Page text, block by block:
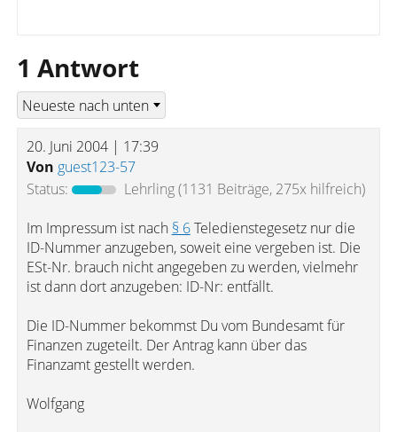
1 Antwort
20. Juni 2004 | 17:39
Von guest123-57
Status:
Lehrling(1131 Beiträge, 275x hilfreich)
Im Impressum ist nach § 6Teledienstegesetz nur die
ID-Nummer anzugeben, soweit eine vergeben ist. Die
ESt-Nr. brauch nicht angegeben zu werden, vielmehr
ist dann dort anzugeben: ID-Nr: entfällt.
Die ID-Nummer bekommst Du vom Bundesamt für
Finanzen zugeteilt. Der Antrag kann über das
Finanzamt gestellt werden.
Wolfgang